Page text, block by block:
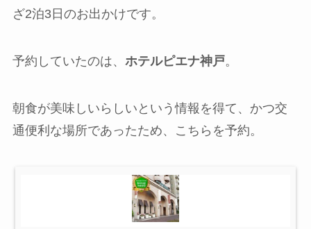
ざ2泊3日のお出かけです。
予約していたのは、 ホテルピエナ神戸。
朝食が美味しいらしいという情報を得て、かつ交
通便利な場所であったため、こちらを予約。